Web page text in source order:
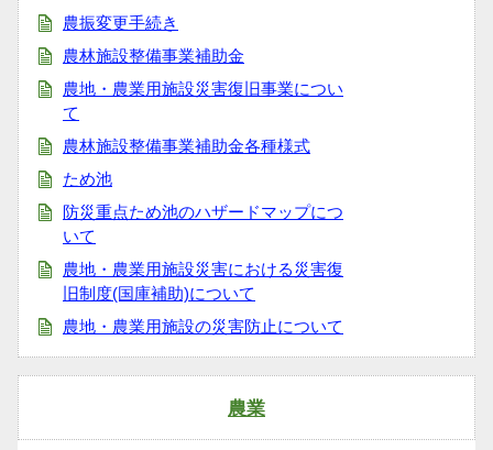
農振変更手続き
農林施設整備事業補助金
農地・農業用施設災害復旧事業につい
て
農林施設整備事業補助金各種様式
ため池
防災重点ため池のハザードマップにつ
いて
農地・農業用施設災害における災害復
旧制度(国庫補助)について
農地・農業用施設の災害防止について
農業